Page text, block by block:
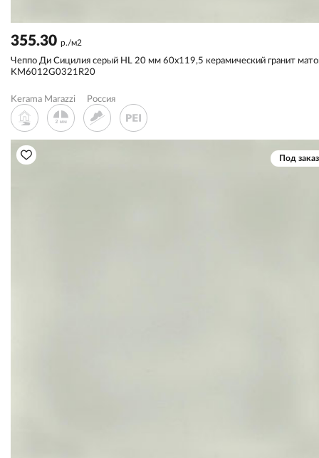
355.30 р./м2
Чеппо Ди Сицилия серый HL 20 мм 60x119,5 керамический гранит
KM6012G0321R20
Kerama Marazzi Россия
Под заказ